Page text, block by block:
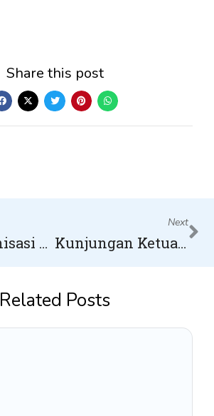
Share this post
Bulan Imunisasi Anak Nasional (BIAN)
Next
Kunjungan Ketua Harian Yayasan
Related Posts